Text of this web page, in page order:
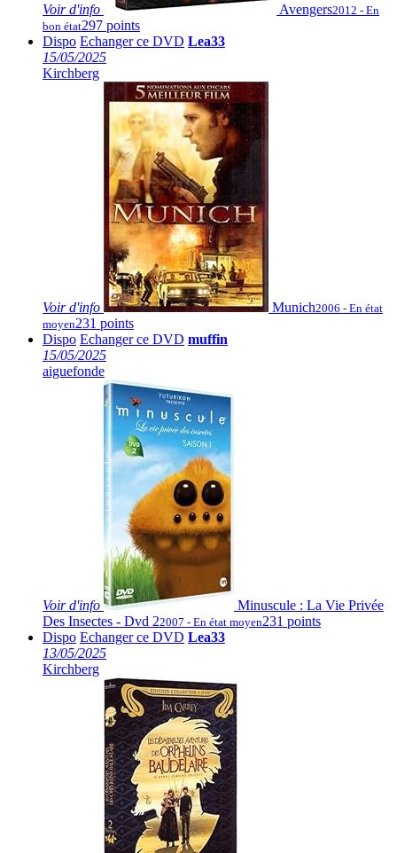
Voir d'info Avengers2012 - En
bon état297 points
Dispo Echanger ce DVD Lea33
15/05/2025
Kirchberg
Voir d'info Munich2006 - En état
moyen231 points
Dispo Echanger ce DVD muffin
15/05/2025
aiguefonde
Voir d'info
Minuscule : La Vie Privée
Des Insectes - Dvd 22007 - En état moyen231 points
Dispo Echanger ce DVD Lea33
13/05/2025
Kirchberg